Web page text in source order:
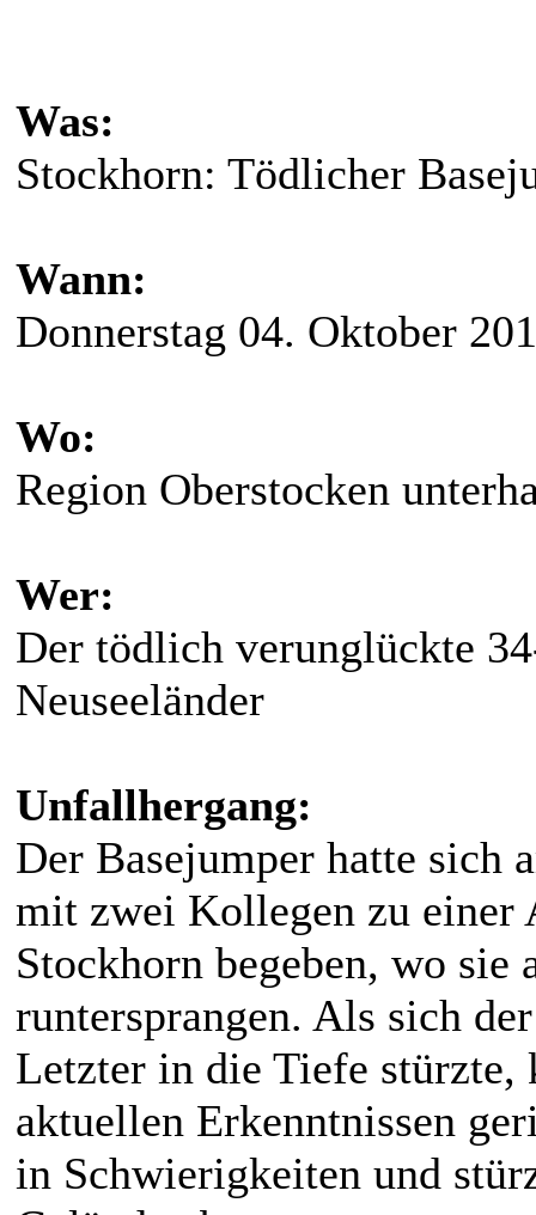
Was:
Stockhorn: Tödlicher
Wann:
Donnerstag 04. Oktober
Wo:
Region Oberstocken
Wer:
Der tödlich verunglückte
Neuseeländer
Unfallhergang:
Der Basejumper hatte sich
mit zwei Kollegen zu einer
Stockhorn begeben, wo sie
runtersprangen. Als sich
Letzter in die Tiefe stürzte,
aktuellen Erkenntnissen
in Schwierigkeiten und